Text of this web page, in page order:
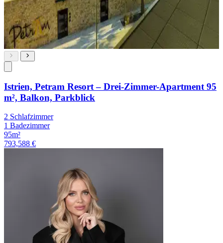
Istrien, Petram Resort – Drei-Zimmer-Apartment 95
m², Balkon, Parkblick
2 Schlafzimmer
1 Badezimmer
95m²
793,588 €